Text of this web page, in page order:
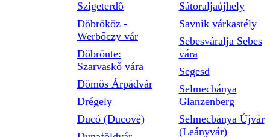
Szigeterdő
Döbrököz -
Werbőczy vár
Döbrönte:
Szarvaskő vára
Dömös Árpádvár
Drégely
Ducó (Ducové)
Sátoraljaújhely
Savnik várkastély
Sebesváralja Sebes
vára
Segesd
Selmecbánya
Glanzenberg
Selmecbánya Újvár
(Leányvár)